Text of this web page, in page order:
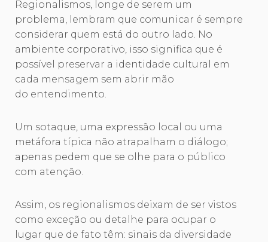
Regionalismos, longe de serem um
problema, lembram que comunicar é sempre
considerar quem está do outro lado. No
ambiente corporativo, isso significa que é
possível preservar a identidade cultural em
cada mensagem sem abrir mão
do entendimento.
Um sotaque, uma expressão local ou uma
metáfora típica não atrapalham o diálogo;
apenas pedem que se olhe para o público
com atenção.
Assim, os regionalismos deixam de ser vistos
como exceção ou detalhe para ocupar o
lugar que de fato têm: sinais da diversidade